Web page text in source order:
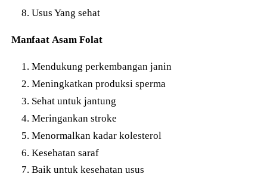
Usus Yang sehat
Manfaat Asam Folat
Mendukung perkembangan janin
Meningkatkan produksi sperma
Sehat untuk jantung
Meringankan stroke
Menormalkan kadar kolesterol
Kesehatan saraf
Baik untuk kesehatan usus